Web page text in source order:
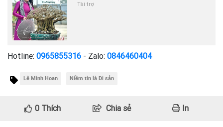
Tài trợ
Hotline: 0965855316 - Zalo: 0846460404
Lê Minh Hoan Niềm tin là Di sản
0Thích Chia sẻ In